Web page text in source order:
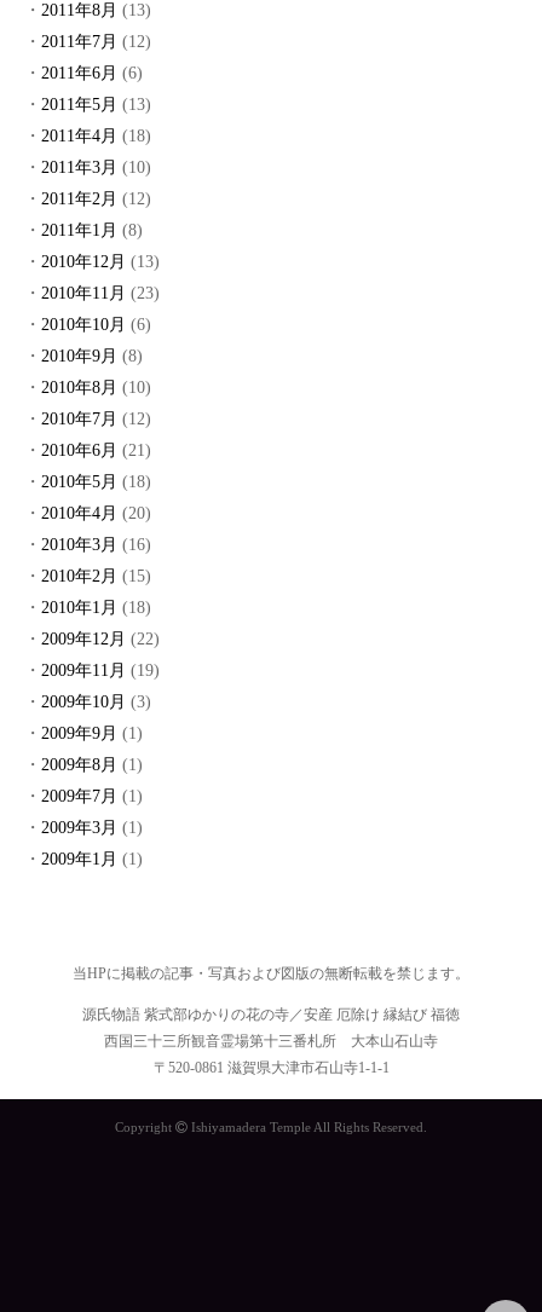
2011年8月 (13)
2011年7月 (12)
2011年6月 (6)
2011年5月 (13)
2011年4月 (18)
2011年3月 (10)
2011年2月 (12)
2011年1月 (8)
2010年12月 (13)
2010年11月 (23)
2010年10月 (6)
2010年9月 (8)
2010年8月 (10)
2010年7月 (12)
2010年6月 (21)
2010年5月 (18)
2010年4月 (20)
2010年3月 (16)
2010年2月 (15)
2010年1月 (18)
2009年12月 (22)
2009年11月 (19)
2009年10月 (3)
2009年9月 (1)
2009年8月 (1)
2009年7月 (1)
2009年3月 (1)
2009年1月 (1)
当HPに掲載の記事・写真および図版の無断転載を禁じます。
源氏物語 紫式部ゆかりの花の寺／安産 厄除け 縁結び 福徳
西国三十三所観音霊場第十三番札所 大本山石山寺
〒520-0861 滋賀県大津市石山寺1-1-1
Copyright Ishiyamadera Temple All Rights Reserved.